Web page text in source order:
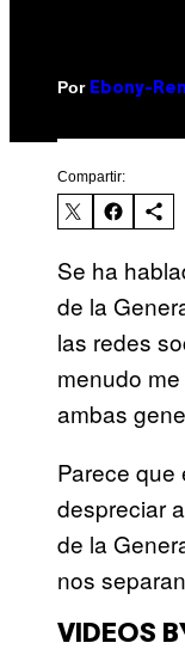
Por Ebony-
Compartir:
Se ha
de la
las redes
menudo
ambas
Parece que
despreciar
de la
nos
VIDEOS